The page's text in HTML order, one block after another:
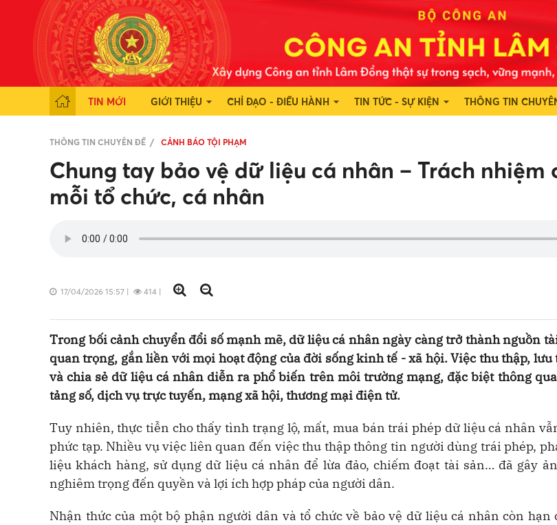
TIN MỚI GIỚI THIỆU CHỈ ĐẠO - ĐIỀU HÀNH TIN TỨC - SỰ KIỆN THÔNG TIN
THÔNG TIN CHUYÊN ĐỀ CẢNH BÁO TỘI PHẠM
Chung tay bảo vệ dữ liệu cá nhân – Trách nhiệm
mỗi tổ chức, cá nhân
17/04/2026 15:57 | 414 |
Trong bối cảnh chuyển đổi số mạnh mẽ, dữ liệu cá nhân ngày càng trở thành nguồn
quan trọng, gắn liền với mọi hoạt động của đời sống kinh tế - xã hội. Việc thu thập, lưu
và chia sẻ dữ liệu cá nhân diễn ra phổ biến trên môi trường mạng, đặc biệt thông
tảng số, dịch vụ trực tuyến, mạng xã hội, thương mại điện tử.
Tuy nhiên, thực tiễn cho thấy tình trạng lộ, mất, mua bán trái phép dữ liệu cá nhân
phức tạp. Nhiều vụ việc liên quan đến việc thu thập thông tin người dùng trái phép,
liệu khách hàng, sử dụng dữ liệu cá nhân để lừa đảo, chiếm đoạt tài sản… đã gây
nghiêm trọng đến quyền và lợi ích hợp pháp của người dân.
Nhận thức của một bộ phận người dân và tổ chức về bảo vệ dữ liệu cá nhân còn hạn